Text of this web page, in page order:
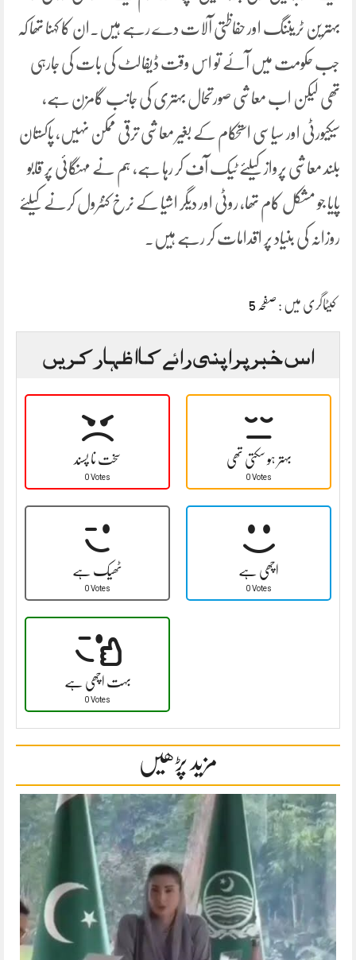
بہترین ٹریننگ اور حفاظتی آلات دے رہے ہیں۔ان کا کہنا تھا کہ
جب حکومت میں آئے تو اس وقت ڈیفالٹ کی بات کی جارہی
تھی لیکن اب معاشی صورتحال بہتری کی جانب گامزن ہے،
سیکیورٹی اور سیاسی استحکام کے بغیر معاشی ترقی ممکن نہیں، پاکستان
بلند معاشی پرواز کیلئے ٹیک آف کر رہا ہے، ہم نے مہنگائی پر قابو
پایا جو مشکل کام تھا، روٹی اور دیگر اشیا کے نرخ کنٹرول کرنے کیلئے
روزانہ کی بنیاد پر اقدامات کر رہے ہیں۔
کیٹاگری میں : صفحہ 5
اس خبر پر اپنی رائے کا اظہار کریں
سخت نا پسند
0 Votes
بہتر ہو سکتی تھی
0 Votes
ٹھیک ہے
0 Votes
اچھی ہے
0 Votes
بہت اچھی ہے
0 Votes
مزید پڑھیں